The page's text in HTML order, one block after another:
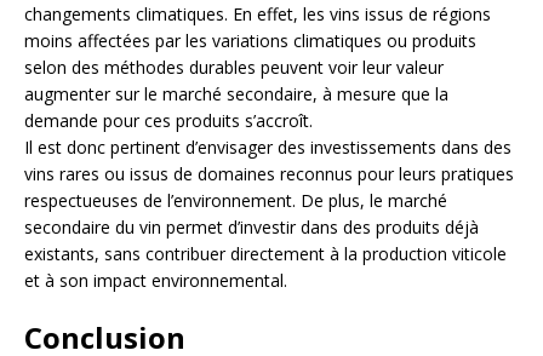
changements climatiques. En effet, les vins issus de régions
moins affectées par les variations climatiques ou produits
selon des méthodes durables peuvent voir leur valeur
augmenter sur le marché secondaire, à mesure que la
demande pour ces produits s’accroît.
Il est donc pertinent d’envisager des investissements dans des
vins rares ou issus de domaines reconnus pour leurs pratiques
respectueuses de l’environnement. De plus, le marché
secondaire du vin permet d’investir dans des produits déjà
existants, sans contribuer directement à la production viticole
et à son impact environnemental.
Conclusion